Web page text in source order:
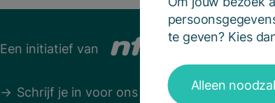
te geven? Kies
Alleen
Een initiatief van
Schrijf je in voor ons panel